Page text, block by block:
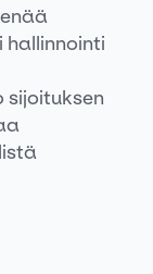
hallinnointi
sijoituksen